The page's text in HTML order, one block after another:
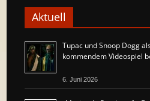
Aktuell
Tupac und Snoop Dogg
kommendem Videospiel
6. Juni 2026